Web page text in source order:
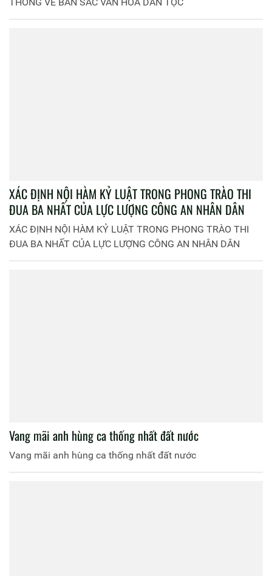
XÁC ĐỊNH NỘI HÀM KỶ LUẬT TRONG PHONG TRÀO THI
ĐUA BA NHẤT CỦA LỰC LƯỢNG CÔNG AN NHÂN DÂN
XÁC ĐỊNH NỘI HÀM KỶ LUẬT TRONG PHONG TRÀO THI
ĐUA BA NHẤT CỦA LỰC LƯỢNG CÔNG AN NHÂN DÂN
Vang mãi anh hùng ca thống nhất đất nước
Vang mãi anh hùng ca thống nhất đất nước